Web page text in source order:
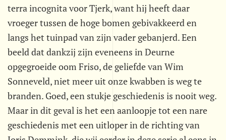
terra incognita voor Tjerk, want hij heeft daar
vroeger tussen de hoge bomen gebivakkeerd en
langs het tuinpad van zijn vader gebanjerd. Een
beeld dat dankzij zijn eveneens in Deurne
opgegroeide oom Friso, de geliefde van Wim
Sonneveld, niet meer uit onze kwabben is weg te
branden. Goed, een stukje geschiedenis is nooit weg.
Maar in dit geval is het een aanloopje tot een nare
geschiedenis met een uitloper in de richting van